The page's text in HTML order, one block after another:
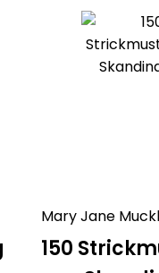
verschiedene Decken
spannender
durch
Abschluss!
Mary Jane
150